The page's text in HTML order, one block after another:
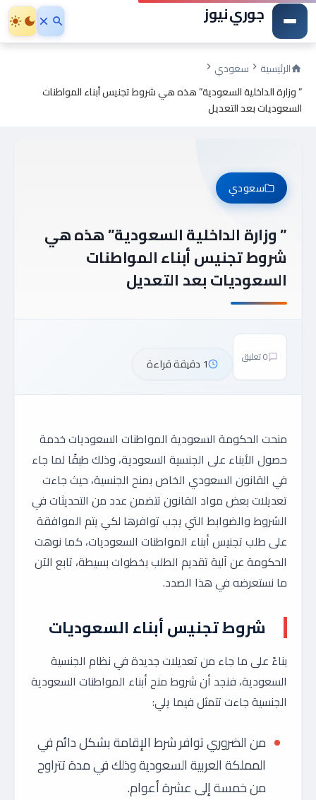
جوري نيوز
الرئيسية
سعودي
” وزارة الداخلية السعودية” هذه هي شروط تجنيس أبناء المواطنات
السعوديات بعد التعديل
سعودي
” وزارة الداخلية السعودية” هذه هي
شروط تجنيس أبناء المواطنات
السعوديات بعد التعديل
0 تعليق 1 دقيقة قراءة
منحت الحكومة السعودية المواطنات السعوديات خدمة
حصول الأبناء على الجنسية السعودية، وذلك طبقًا لما جاء
في القانون السعودي الخاص بمنح الجنسية، حيث جاءت
تعديلات بعض مواد القانون تتضمن عدد من التحديثات في
الشروط والضوابط التي يجب توافرها لكي يتم الموافقة
على طلب تجنيس أبناء المواطنات السعوديات، كما نوهت
الحكومة عن آلية تقديم الطلب بخطوات بسيطة، تابع الآن
ما نستعرضه في هذا الصدد.
شروط تجنيس أبناء السعوديات
بناءً على ما جاء من تعديلات جديدة في نظام الجنسية
السعودية، فنجد أن شروط منح أبناء المواطنات السعودية
الجنسية جاءت تتمثل فيما يلي:
من الضروري توافر شرط الإقامة بشكل دائم في
المملكة العربية السعودية وذلك في مدة تتراوح
من خمسة إلى عشرة أعوام.